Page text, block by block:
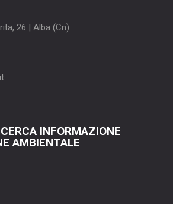
26 | Alba (Cn)
INFORMAZIONE
AMBIENTALE